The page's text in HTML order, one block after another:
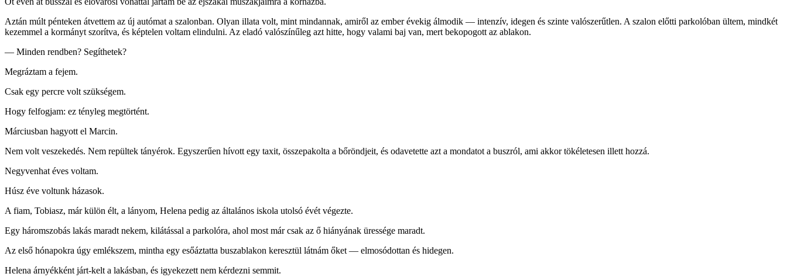
Aztán múlt pénteken átvettem az új autómat a szalonban. Olyan illata volt, mint mindannak, amiről az ember évekig álmodik — intenzív, idegen és szinte valószerűtlen. A szalon előtti parkolóban ültem, mindkét
kezemmel a kormányt szorítva, és képtelen voltam elindulni. Az eladó valószínűleg azt hitte, hogy valami baj van, mert bekopogott az ablakon.
— Minden rendben? Segíthetek?
Megráztam a fejem.
Csak egy percre volt szükségem.
Hogy felfogjam: ez tényleg megtörtént.
Márciusban hagyott el Marcin.
Nem volt veszekedés. Nem repültek tányérok. Egyszerűen hívott egy taxit, összepakolta a bőröndjeit, és odavetette azt a mondatot a buszról, ami akkor tökéletesen illett hozzá.
Negyvenhat éves voltam.
Húsz éve voltunk házasok.
A fiam, Tobiasz, már külön élt, a lányom, Helena pedig az általános iskola utolsó évét végezte.
Egy háromszobás lakás maradt nekem, kilátással a parkolóra, ahol most már csak az ő hiányának üressége maradt.
Az első hónapokra úgy emlékszem, mintha egy esőáztatta buszablakon keresztül látnám őket — elmosódottan és hidegen.
Helena árnyékként járt-kelt a lakásban, és igyekezett nem kérdezni semmit.